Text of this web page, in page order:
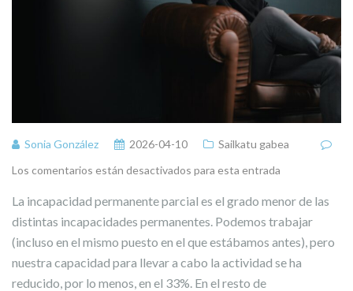
Sonia González 2026-04-10
Sailkatu gabea
Los comentarios están desactivados para esta entrada
La incapacidad permanente parcial es el grado menor de las
distintas incapacidades permanentes. Podemos trabajar
(incluso en el mismo puesto en el que estábamos antes), pero
nuestra capacidad para llevar a cabo la actividad se ha
reducido, por lo menos, en el 33%. En el resto de